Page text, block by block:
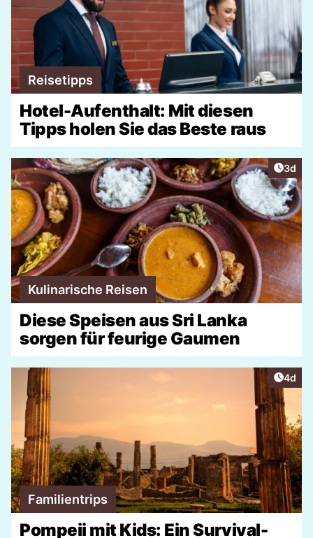
Reisetipps
Hotel-Aufenthalt: Mit diesen
Tipps holen Sie das Beste raus
3d
Kulinarische Reisen
Diese Speisen aus Sri Lanka
sorgen für feurige Gaumen
4d
Familientrips
Pompeii mit Kids: Ein Survival-